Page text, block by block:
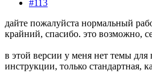
#113
дайте пожалуйста нормальный
крайний, спасибо. это возможно,
в этой версии у меня нет темы
инструкции, только стандартная,